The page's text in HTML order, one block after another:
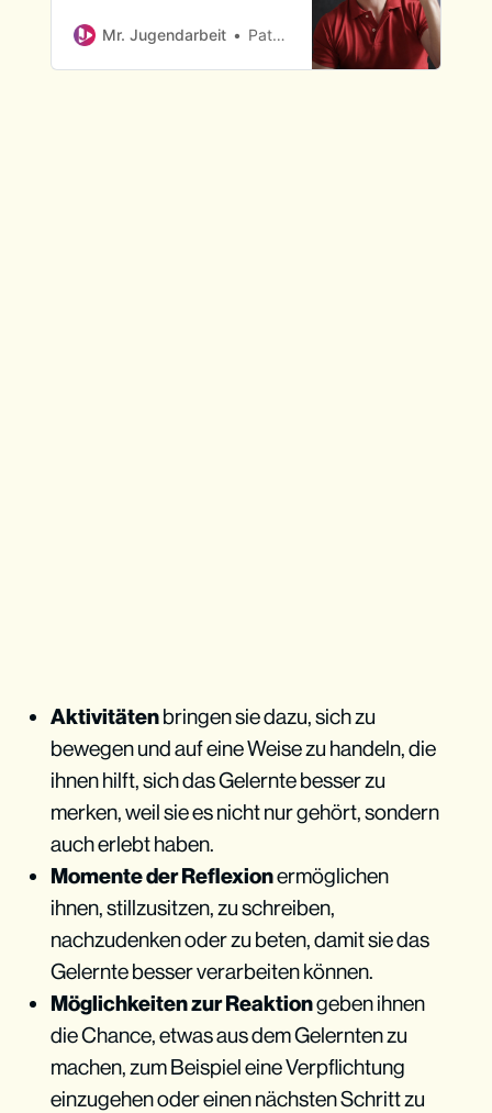
zu halten? Hier sind einige
Mr. Jugendarbeit Patrick Senner
Aktivitätenbringen sie dazu, sich zu
bewegen und auf eine Weise zu handeln, die
ihnen hilft, sich das Gelernte besser zu
merken, weil sie es nicht nur gehört, sondern
auch erlebt haben.
Momente der Reflexionermöglichen
ihnen, stillzusitzen, zu schreiben,
nachzudenken oder zu beten, damit sie das
Gelernte besser verarbeiten können.
Möglichkeiten zur Reaktiongeben ihnen
die Chance, etwas aus dem Gelernten zu
machen, zum Beispiel eine Verpflichtung
einzugehen oder einen nächsten Schritt zu